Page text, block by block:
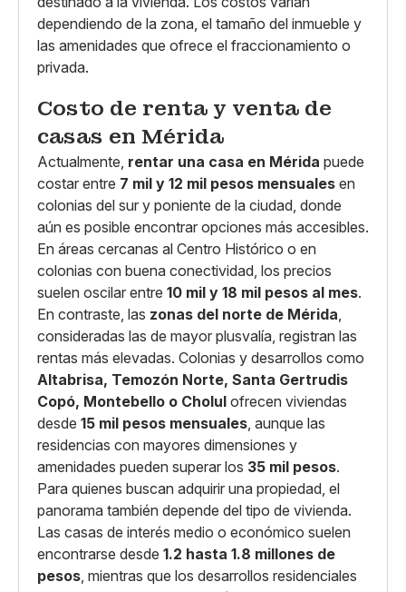
dependiendo de la zona, el tamaño del inmueble y
las amenidades que ofrece el fraccionamiento o
privada.
Costo de renta y venta de
casas en Mérida
Actualmente, rentar una casa en Mérida puede
costar entre 7 mil y 12 mil pesos mensuales en
colonias del sur y poniente de la ciudad, donde
aún es posible encontrar opciones más accesibles.
En áreas cercanas al Centro Histórico o en
colonias con buena conectividad, los precios
suelen oscilar entre 10 mil y 18 mil pesos al mes.
En contraste, las zonas del norte de Mérida
consideradas las de mayor plusvalía, registran las
rentas más elevadas. Colonias y desarrollos como
Altabrisa, Temozón Norte, Santa Gertrudis
Copó, Montebello o Cholul ofrecen viviendas
desde 15 mil pesos mensuales , aunque las
residencias con mayores dimensiones y
amenidades pueden superar los 35 mil pesos.
Para quienes buscan adquirir una propiedad, el
panorama también depende del tipo de vivienda.
Las casas de interés medio o económico suelen
encontrarse desde 1.2 hasta 1.8 millones de
pesos , mientras que los desarrollos residenciales